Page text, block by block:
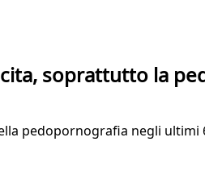
soprattutto la
pedopornografia negli